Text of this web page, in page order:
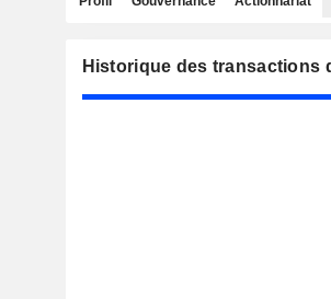
Historique des transactions